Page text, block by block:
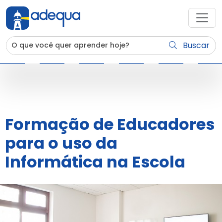
Buscar
Formação de Educadores
para o uso da
Informática na Escola